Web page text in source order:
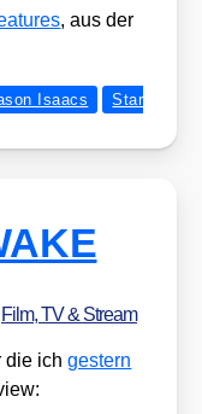
, aus der
Isaacs
Star
Film, TV & Stream
die ichges­tern